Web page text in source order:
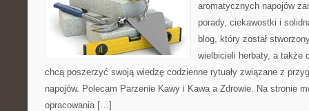
aromatycznych napojów
porady, ciekawostki i
blog, który został
wielbicieli herbaty, a także
chcą poszerzyć swoją wiedzę codzienne rytuały związane z
napojów. Polecam Parzenie Kawy i Kawa a Zdrowie. Na stronie
opracowania […]